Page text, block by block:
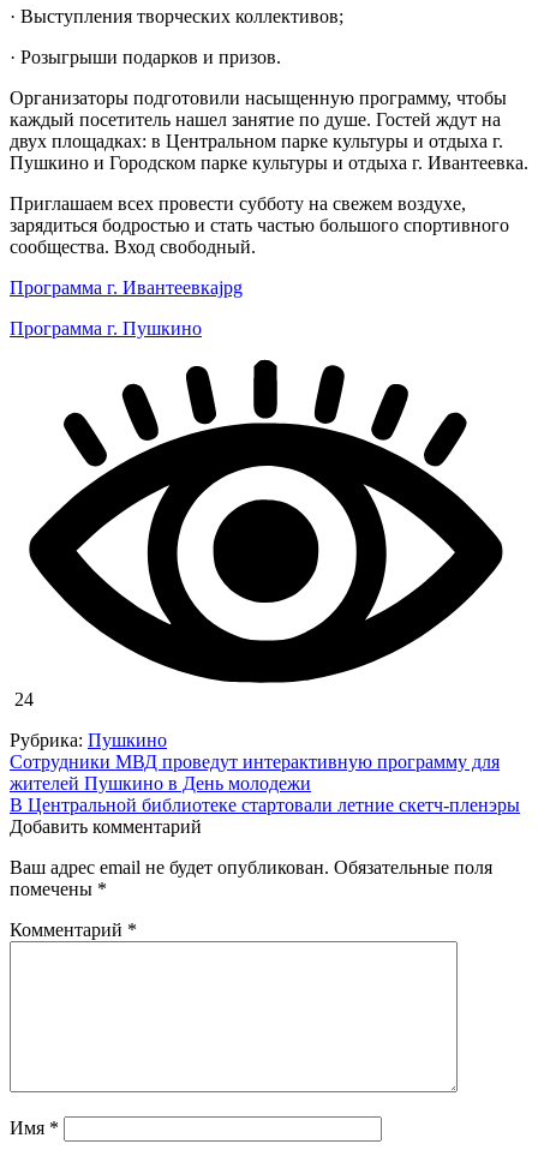
· Выступления творческих коллективов;
· Розыгрыши подарков и призов.
Организаторы подготовили насыщенную программу, чтобы
каждый посетитель нашел занятие по душе. Гостей ждут на
двух площадках: в Центральном парке культуры и отдыха г.
Пушкино и Городском парке культуры и отдыха г. Ивантеевка.
Приглашаем всех провести субботу на свежем воздухе,
зарядиться бодростью и стать частью большого спортивного
сообщества. Вход свободный.
Программа г. Ивантеевкаjpg
Программа г. Пушкино
24
Рубрика: Пушкино
Навигация
по
записям
Сотрудники МВД проведут интерактивную программу для
жителей Пушкино в День молодежи
В Центральной библиотеке стартовали летние скетч‑пленэры
Добавить комментарий
Ваш адрес email не будет опубликован. Обязательные поля
помечены *
Комментарий *
Имя *